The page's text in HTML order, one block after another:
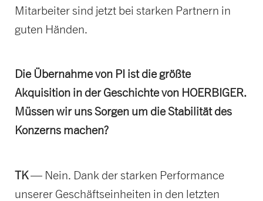
Mitarbeiter sind jetzt bei starken Partnern in
guten Händen.
Die Übernahme von PI ist die größte
Akquisition in der Geschichte von HOERBIGER.
Müssen wir uns Sorgen um die Stabilität des
Konzerns machen?
TK— Nein. Dank der starken Performance
unserer Geschäftseinheiten in den letzten